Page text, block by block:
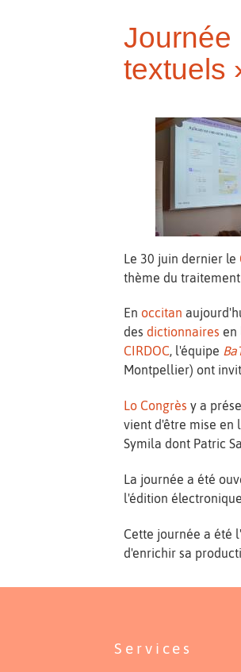
Journée
textuels
Le 30 juin dernier le
thème du
Enoccitan
desdictionnaires en
CIRDOC, l'équipe
Montpellier) ont
Lo Congrès y a
vient d'être mise en
Symila dont Patric
La journée a été
l'édition
Cette journée a été
d'enrichir sa
Services